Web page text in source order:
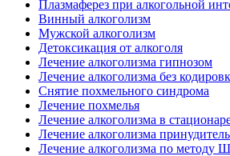
Плазмаферез при алкогольной
Винный алкоголизм
Мужской алкоголизм
Детоксикация от алкоголя
Лечение алкоголизма гипнозом
Лечение алкоголизма без
Снятие похмельного синдрома
Лечение похмелья
Лечение алкоголизма в
Лечение алкоголизма
Лечение алкоголизма по методу